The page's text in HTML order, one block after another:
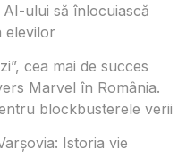
ului să înlocuiască
elevilor
cea mai de succes
Marvel în România.
blockbusterele verii
Istoria vie